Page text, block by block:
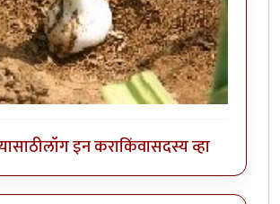
लॉग इन कराकिंवासदस्य व्हा